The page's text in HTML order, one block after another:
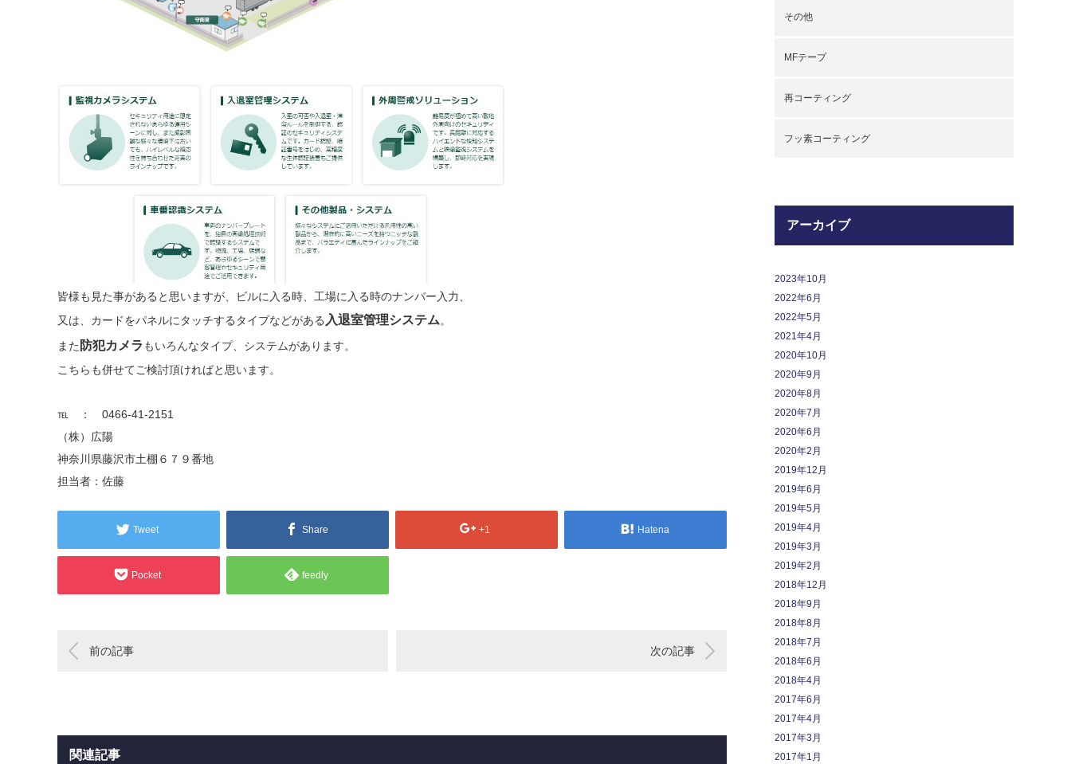
皆様も見た事があると思いますが、ビルに入る時、工場に入る時のナンバー入力、
又は、カードをパネルにタッチするタイプなどがある 入退室管理システム。
また 防犯カメラ もいろんなタイプ、システムがあります。
こちらも併せてご検討頂ければと思います。
℡ ： 0466-41-2151
（株）広陽
神奈川県藤沢市土棚６７９番地
担当者：佐藤
Tweet Share +1 Hatena
Pocket feedly
前の記事 次の記事
関連記事
その他
MFテープ
再コーティング
フッ素コーティング
アーカイブ
2023年10月
2022年6月
2022年5月
2021年4月
2020年10月
2020年9月
2020年8月
2020年7月
2020年6月
2020年2月
2019年12月
2019年6月
2019年5月
2019年4月
2019年3月
2019年2月
2018年12月
2018年9月
2018年8月
2018年7月
2018年6月
2018年4月
2017年6月
2017年4月
2017年3月
2017年1月